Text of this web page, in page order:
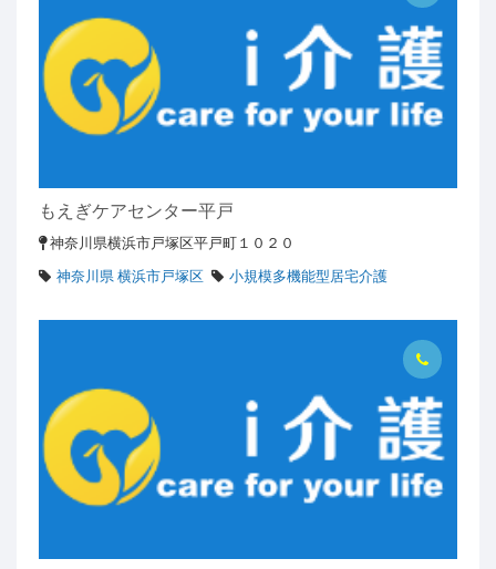
もえぎケアセンター平戸
神奈川県横浜市戸塚区平戸町１０２０
神奈川県 横浜市戸塚区
小規模多機能型居宅介護